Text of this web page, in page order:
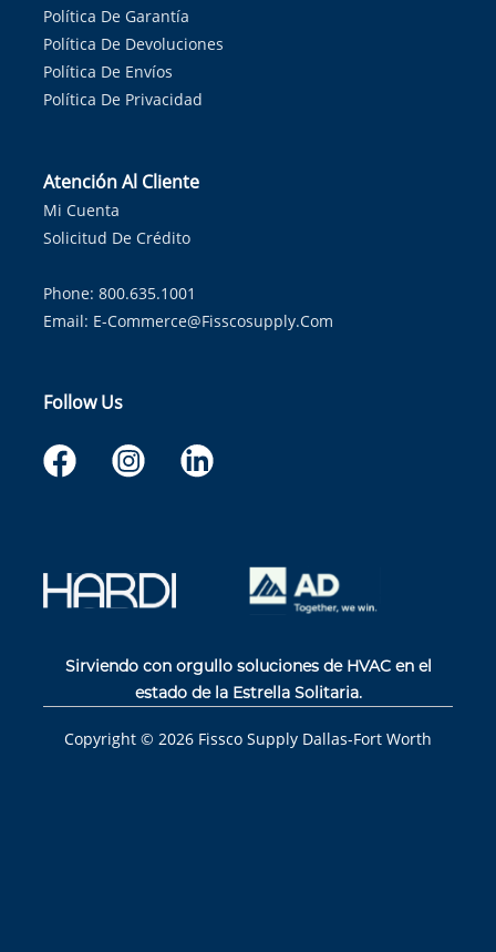
Política De Garantía
Política De Devoluciones
Política De Envíos
Política De Privacidad
Atención Al Cliente
Mi Cuenta
Solicitud De Crédito
Phone: 800.635.1001
Email: E-Commerce@fisscosupply.com
Follow Us
Sirviendo con orgullo soluciones de HVAC en el
estado de la Estrella Solitaria.
Copyright © 2026 Fissco Supply Dallas-Fort Worth